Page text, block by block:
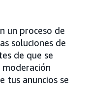
un proceso de
soluciones de
de que se
tus anuncios se